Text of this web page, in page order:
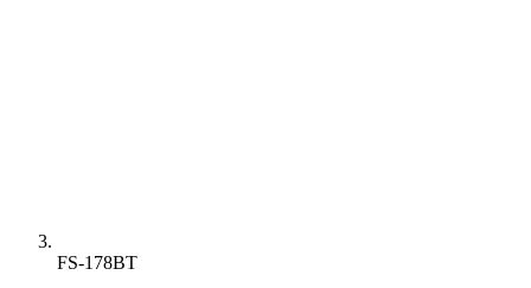
FS-178BT